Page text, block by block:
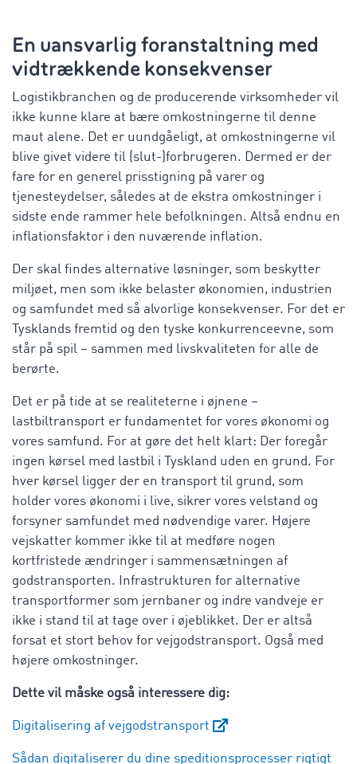
En uansvarlig foranstaltning med
vidtrækkende konsekvenser
Logistikbranchen og de producerende virksomheder vil
ikke kunne klare at bære omkostningerne til denne
maut alene. Det er uundgåeligt, at omkostningerne vil
blive givet videre til (slut-)forbrugeren. Dermed er der
fare for en generel prisstigning på varer og
tjenesteydelser, således at de ekstra omkostninger i
sidste ende rammer hele befolkningen. Altså endnu en
inflationsfaktor i den nuværende inflation.
Der skal findes alternative løsninger, som beskytter
miljøet, men som ikke belaster økonomien, industrien
og samfundet med så alvorlige konsekvenser. For det er
Tysklands fremtid og den tyske konkurrenceevne, som
står på spil – sammen med livskvaliteten for alle de
berørte.
Det er på tide at se realiteterne i øjnene –
lastbiltransport er fundamentet for vores økonomi og
vores samfund. For at gøre det helt klart: Der foregår
ingen kørsel med lastbil i Tyskland uden en grund. For
hver kørsel ligger der en transport til grund, som
holder vores økonomi i live, sikrer vores velstand og
forsyner samfundet med nødvendige varer. Højere
vejskatter kommer ikke til at medføre nogen
kortfristede ændringer i sammensætningen af
godstransporten. Infrastrukturen for alternative
transportformer som jernbaner og indre vandveje er
ikke i stand til at tage over i øjeblikket. Der er altså
forsat et stort behov for vejgodstransport. Også med
højere omkostninger.
Dette vil måske også interessere dig:
Digitalisering af vejgodstransport
Sådan digitaliserer du dine speditionsprocesser rigtigt